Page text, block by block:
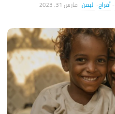
-أفراح- اليمن مارس 31, 2023